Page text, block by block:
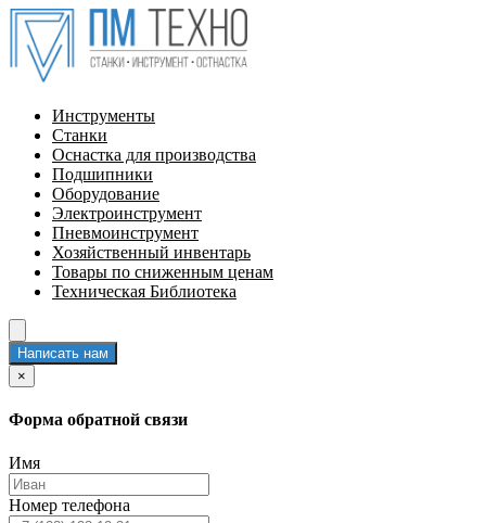
Инструменты
Станки
Оснастка для производства
Подшипники
Оборудование
Электроинструмент
Пневмоинструмент
Хозяйственный инвентарь
Товары по сниженным ценам
Техническая Библиотека
Написать нам
×
Форма обратной связи
Имя
Номер телефона